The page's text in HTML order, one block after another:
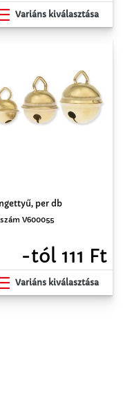
Variáns kiválasztása
per db
V600055
-tól 111 Ft
Variáns kiválasztása